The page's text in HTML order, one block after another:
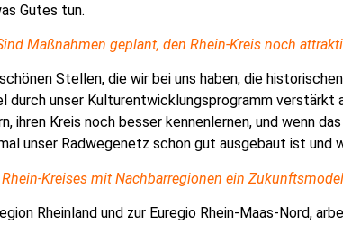
Gutes tun.
Maßnahmen geplant, den Rhein-Kreis noch
Stellen, die wir bei uns haben, die
durch unser Kulturentwicklungsprogramm verstärkt
ihren Kreis noch besser kennenlernen, und wenn
unser Radwegenetz schon gut ausgebaut ist und
Kreises mit Nachbarregionen ein Zukunfts
Rheinland und zur Euregio Rhein-Maas-Nord,